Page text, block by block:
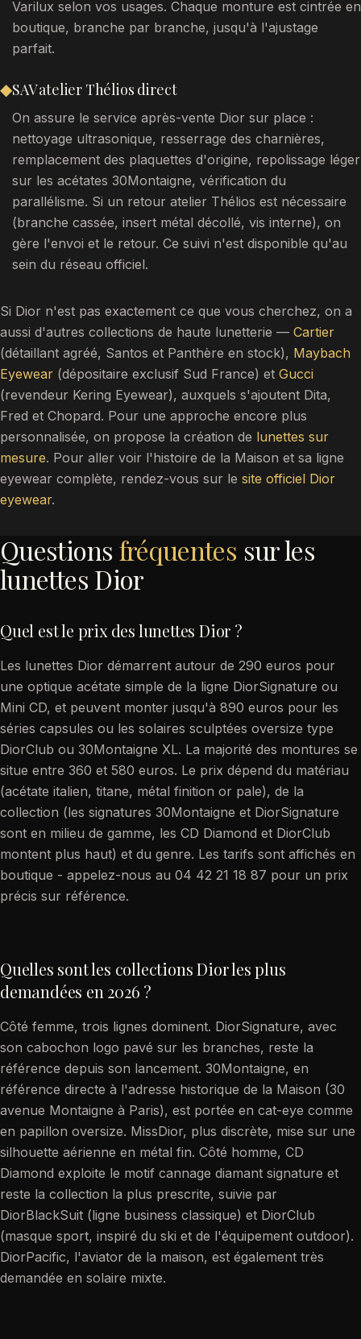
Varilux selon vos usages. Chaque monture est cintrée en
boutique, branche par branche, jusqu'à l'ajustage
parfait.
◆SAV atelier Thélios direct
On assure le service après-vente Dior sur place :
nettoyage ultrasonique, resserrage des charnières,
remplacement des plaquettes d'origine, repolissage léger
sur les acétates 30Montaigne, vérification du
parallélisme. Si un retour atelier Thélios est nécessaire
(branche cassée, insert métal décollé, vis interne), on
gère l'envoi et le retour. Ce suivi n'est disponible qu'au
sein du réseau officiel.
Si Dior n'est pas exactement ce que vous cherchez, on a
aussi d'autres collections de haute lunetterie — Cartier
(détaillant agréé, Santos et Panthère en stock), Maybach
Eyewear (dépositaire exclusif Sud France) et Gucci
(revendeur Kering Eyewear), auxquels s'ajoutent Dita,
Fred et Chopard. Pour une approche encore plus
personnalisée, on propose la création de lunettes sur
mesure. Pour aller voir l'histoire de la Maison et sa ligne
eyewear complète, rendez-vous sur le site officiel Dior
eyewear.
Questions fréquentes sur les
lunettes Dior
Quel est le prix des lunettes Dior ?
Les lunettes Dior démarrent autour de 290 euros pour
une optique acétate simple de la ligne DiorSignature ou
Mini CD, et peuvent monter jusqu'à 890 euros pour les
séries capsules ou les solaires sculptées oversize type
DiorClub ou 30Montaigne XL. La majorité des montures se
situe entre 360 et 580 euros. Le prix dépend du matériau
(acétate italien, titane, métal finition or pale), de la
collection (les signatures 30Montaigne et DiorSignature
sont en milieu de gamme, les CD Diamond et DiorClub
montent plus haut) et du genre. Les tarifs sont affichés en
boutique - appelez-nous au 04 42 21 18 87 pour un prix
précis sur référence.
Quelles sont les collections Dior les plus
demandées en 2026 ?
Côté femme, trois lignes dominent. DiorSignature, avec
son cabochon logo pavé sur les branches, reste la
référence depuis son lancement. 30Montaigne, en
référence directe à l'adresse historique de la Maison (30
avenue Montaigne à Paris), est portée en cat-eye comme
en papillon oversize. MissDior, plus discrète, mise sur une
silhouette aérienne en métal fin. Côté homme, CD
Diamond exploite le motif cannage diamant signature et
reste la collection la plus prescrite, suivie par
DiorBlackSuit (ligne business classique) et DiorClub
(masque sport, inspiré du ski et de l'équipement outdoor).
DiorPacific, l'aviator de la maison, est également très
demandée en solaire mixte.